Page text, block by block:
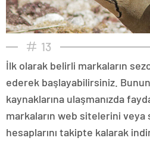
13
İlk olarak belirli markaların
ederek başlayabilirsiniz.
kaynaklarına ulaşmanızda
markaların web sitelerini veya
hesaplarını takipte kalarak